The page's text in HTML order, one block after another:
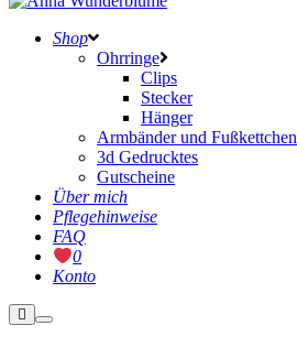
Shop
Ohrringe
Clips
Stecker
Hänger
Armbänder und Fußkettchen
3d Gedrucktes
Gutscheine
Über mich
Pflegehinweise
FAQ
0
Konto
Weitere
Informationen
Hauptmenü